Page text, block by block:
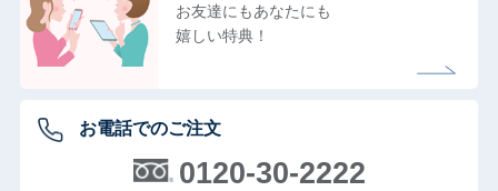
お友達にもあなたにも
嬉しい特典！
お電話でのご注文
0120-30-2222